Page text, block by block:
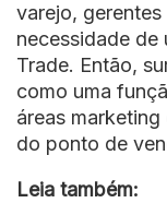
varejo,
necessidade de
Trade. Então,
como uma
áreas
do ponto de
Leia também: